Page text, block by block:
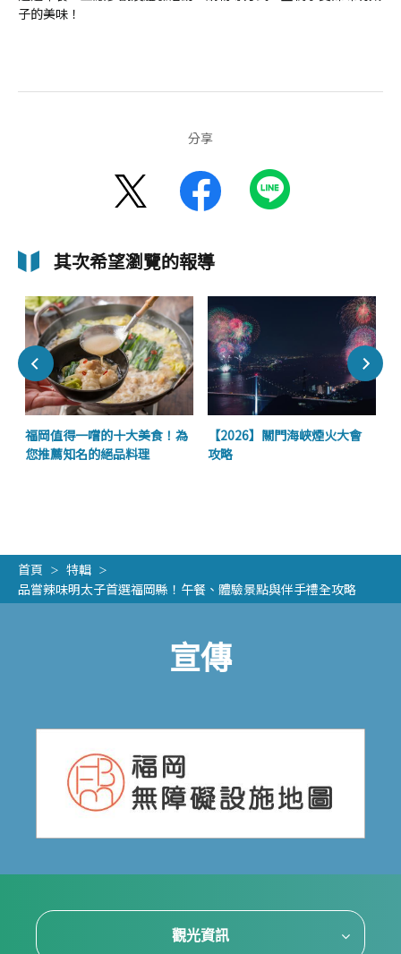
子的美味！
分享
其次希望瀏覽的報導
福岡值得一嚐的十大美食！為
您推薦知名的絕品料理
【2026】關門海峽煙火大會
攻略
首頁
特輯
品嘗辣味明太子首選福岡縣！午餐、體驗景點與伴手禮全攻略
宣傳
觀光資訊